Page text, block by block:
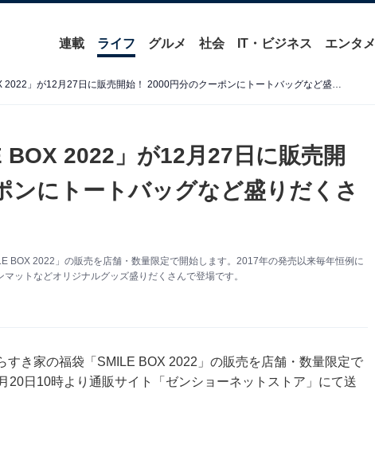
連載 ライフ グルメ 社会 IT・ビジネス エンタメ
すき家の福袋「SMILE BOX 2022」が12月27日に販売開始！ 2000円分のクーポンにトートバッグなど盛りだくさん
2022」が12月27日に販売開
ンにトートバッグなど盛りだくさ
BOX 2022」の販売を店舗・数量限定で開始します。2017年の発売以来毎年恒例に
ットなどオリジナルグッズ盛りだくさんで登場です。
き家の福袋「SMILE BOX 2022」の販売を店舗・数量限定で
20日10時より通販サイト「ゼンショーネットストア」にて送